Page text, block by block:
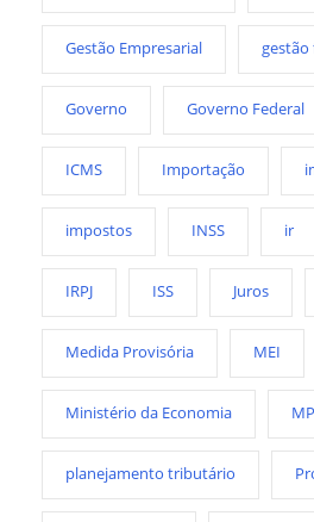
Gestão Empresarial gestão
Governo Governo Federal
ICMS Importação
impostos INSS ir
IRPJ ISS Juros
Medida Provisória MEI
Ministério da Economia MP
planejamento tributário